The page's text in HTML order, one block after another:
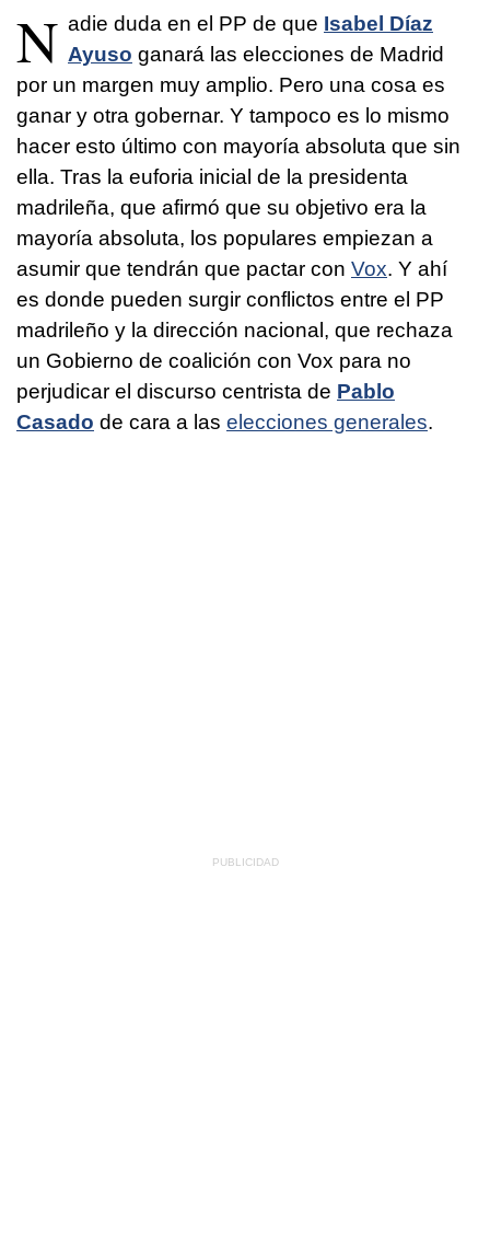
N adie duda en el PP de que Isabel Díaz
Ayuso ganará las elecciones de Madrid
por un margen muy amplio. Pero una cosa es
ganar y otra gobernar. Y tampoco es lo mismo
hacer esto último con mayoría absoluta que sin
ella. Tras la euforia inicial de la presidenta
madrileña, que afirmó que su objetivo era la
mayoría absoluta, los populares empiezan a
asumir que tendrán que pactar con Vox. Y ahí
es donde pueden surgir conflictos entre el PP
madrileño y la dirección nacional, que rechaza
un Gobierno de coalición con Vox para no
perjudicar el discurso centrista de Pablo
Casado de cara a las elecciones generales.